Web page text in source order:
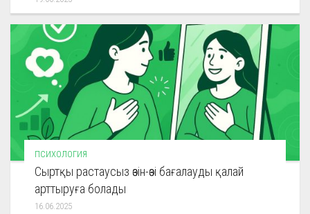
ПСИХОЛОГИЯ
Сыртқы растаусыз өзін-өзі бағалауды қалай
арттыруға болады
16.06.2025